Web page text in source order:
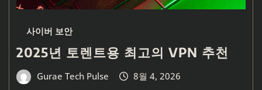
사이버 보안
2025년 토렌트용 최고의 VPN 추천
Gurae Tech Pulse 8월 4, 2026